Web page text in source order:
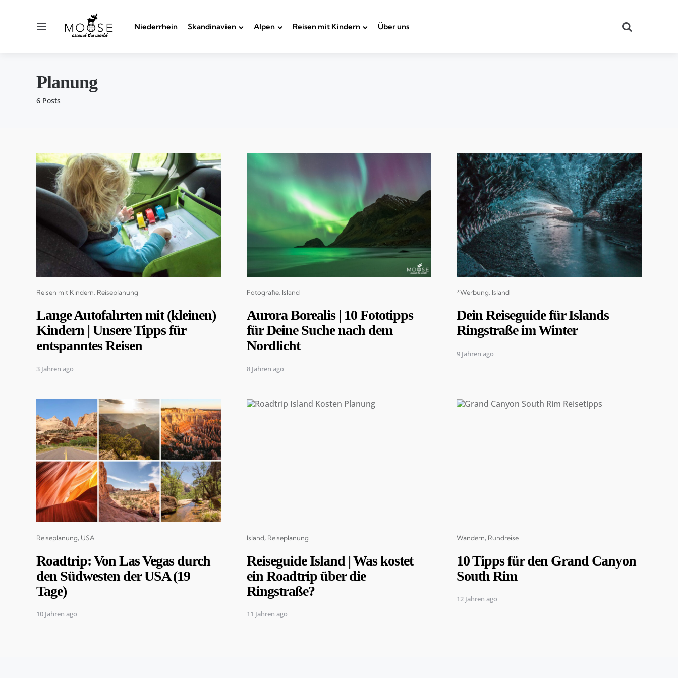
Menu Niederrhein Skandinavien Alpen Reisen mit Kindern Über uns
6 Posts
Planung
Categories
Reisen mit Kindern Reiseplanung
Lange Autofahrten mit (kleinen)
Kindern | Unsere Tipps für
entspanntes Reisen
3 Jahren ago
Categories
Fotografie Island
Aurora Borealis | 10 Fototipps
für Deine Suche nach dem
Nordlicht
8 Jahren ago
Categories
*Werbung Island
Dein Reiseguide für Islands
Ringstraße im Winter
9 Jahren ago
Categories
Reiseplanung USA
Roadtrip: Von Las Vegas durch
den Südwesten der USA (19
Tage)
10 Jahren ago
Categories
Island Reiseplanung
Reiseguide Island | Was kostet
ein Roadtrip über die
Ringstraße?
11 Jahren ago
Categories
Wandern Rundreise
10 Tipps für den Grand Canyon
South Rim
12 Jahren ago